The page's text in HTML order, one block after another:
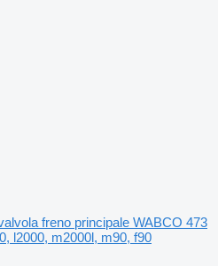
freno principale WABCO 473
l2000, m2000l, m90, f90